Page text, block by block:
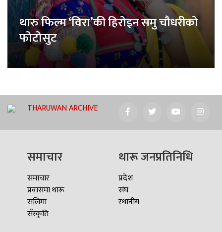
थारु फिल्म ‘विरा’की हिरोइन समु चौधरीको
फोटोसुट
THARUWAN ARCHIVE
समाचार
समाचार
प्रवासमा थारू
सलिमा
सँस्कृति
थारू जनप्रतिनिधि
प्रदेश
संघ
स्थानीय